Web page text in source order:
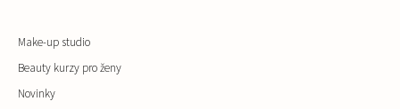
Make-up studio
Beauty kurzy pro ženy
Novinky